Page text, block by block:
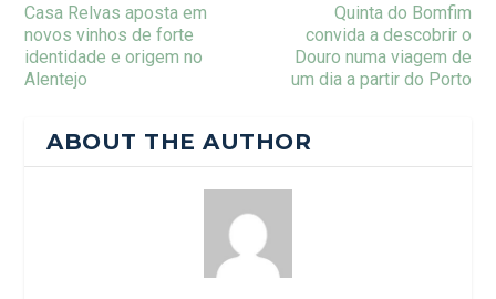
Casa Relvas aposta em
novos vinhos de forte
identidade e origem no
Alentejo
Quinta do Bomfim
convida a descobrir o
Douro numa viagem de
um dia a partir do Porto
ABOUT THE AUTHOR